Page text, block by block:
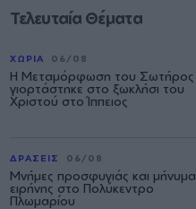
Τελευταία Θέματα
ΧΩΡΙΑ 06/08
Η Μεταμόρφωση του Σωτήρος
γιορτάστηκε στο ξωκλήσι του
Χριστού στο Ίππειος
ΔΡΑΣΕΙΣ 06/08
Μνήμες προσφυγιάς και μήνυμα
ειρήνης στο Πολύκεντρο
Πλωμαρίου